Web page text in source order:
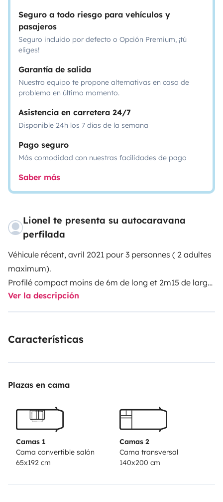
Seguro a todo riesgo para vehículos y
pasajeros
Seguro incluido por defecto o Opción Premium, ¡tú
eliges!
Garantía de salida
Nuestro equipo te propone alternativas en caso de
problema en último momento.
Asistencia en carretera 24/7
Disponible 24h los 7 días de la semana
Pago seguro
Más comodidad con nuestras facilidades de pago
Saber más
Lionel te presenta su autocaravana
perfilada
Véhicule récent, avril 2021 pour 3 personnes ( 2 adultes
maximum).
Profilé compact moins de 6m de long et 2m15 de large
sur porteur Citroën Jumper 140 CV.
3 Couchages + 1 couchage enfants jusqu'à 8/10 ans sur
avec matelas 70x180 et matelas Campsleep pour
TV / DVD /Usb 22 ' avec antenne satellite
Convertisseur électrique 600 W (Ex: recharger vélos
électriques)
Grande soute.
Nombreux rangements.
Ver la descripción
Características
Plazas en cama
Camas 1
Cama convertible salón
65x192 cm
Camas 2
Cama transversal
140x200 cm